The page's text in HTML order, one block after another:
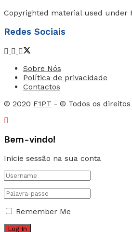
Copyrighted material used under
Redes Sociais
Sobre Nós
Política de privacidade
Contactos
© 2020 F1PT - © Todos os direitos
Bem-vindo!
Inicie sessão na sua conta
Remember Me